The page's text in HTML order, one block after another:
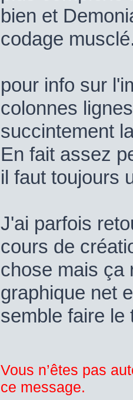
bien et
codage
pour info sur
colonnes
succintement
En fait assez
il faut toujours
J'ai parfois
cours de
chose mais ça
graphique net
semble faire le
Vous n’êtes pas
ce message.